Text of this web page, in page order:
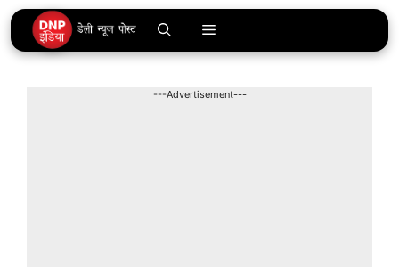
Skip
to
content
Menu
---Advertisement---